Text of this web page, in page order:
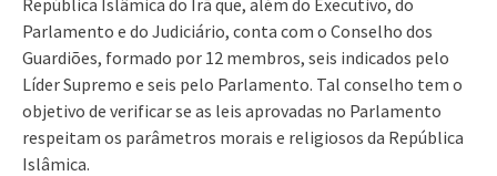
Parlamento e do Judiciário, conta com o Conselho dos
Guardiões, formado por 12 membros, seis indicados pelo
Líder Supremo e seis pelo Parlamento. Tal conselho tem o
objetivo de verificar se as leis aprovadas no Parlamento
respeitam os parâmetros morais e religiosos da República
Islâmica.